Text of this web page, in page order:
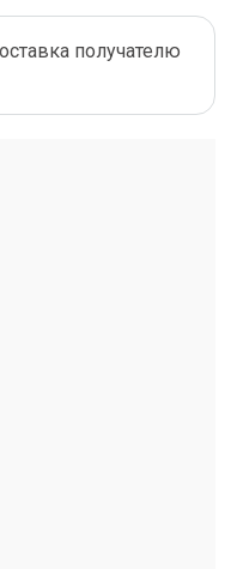
получателю